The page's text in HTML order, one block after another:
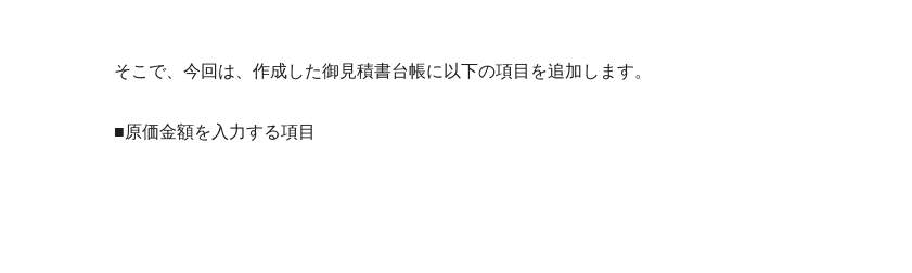
そこで、今回は、作成した御見積書台帳に以下の項目を追加します。
■原価金額を入力する項目